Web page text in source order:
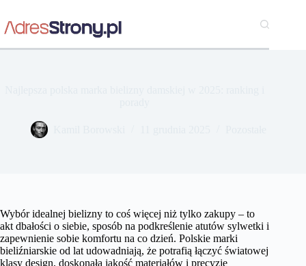
treści
Wybór idealnej bielizny to coś więcej niż tylko zakupy – to
akt dbałości o siebie, sposób na podkreślenie atutów sylwetki i
zapewnienie sobie komfortu na co dzień. Polskie marki
bieliźniarskie od lat udowadniają, że potrafią łączyć światowej
klasy design, doskonałą jakość materiałów i precyzję